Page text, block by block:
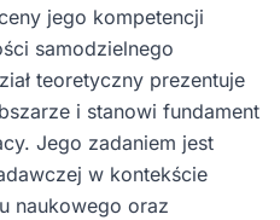
jego kompetencji
samodzielnego
teoretyczny prezentuje
i stanowi fundament
Jego zadaniem jest
w kontekście
naukowego oraz